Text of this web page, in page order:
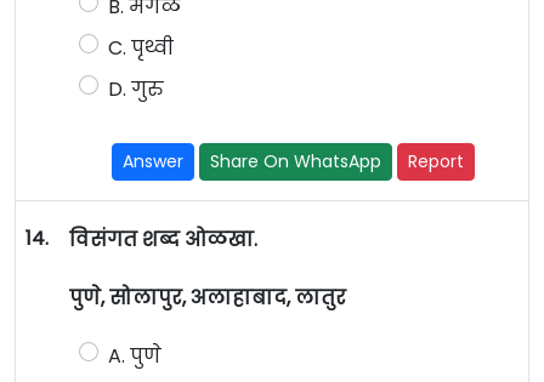
B. मंगळ
C. पृथ्वी
D. गुरु
Answer Share On WhatsApp Report
14. विसंगत शब्द ओळखा.
पुणे, सोलापुर, अलाहाबाद, लातुर
A. पुणे